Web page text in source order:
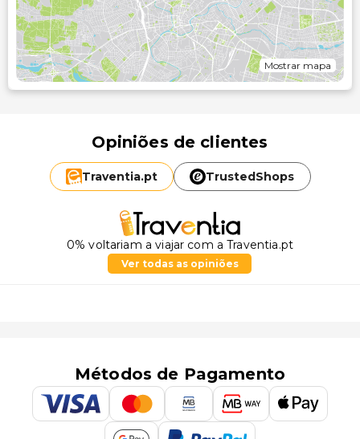
Mostrar mapa
Opiniões de clientes
Traventia.pt TrustedShops
0% voltariam a viajar com a Traventia.pt
Ver todas as opiniões
Métodos de Pagamento